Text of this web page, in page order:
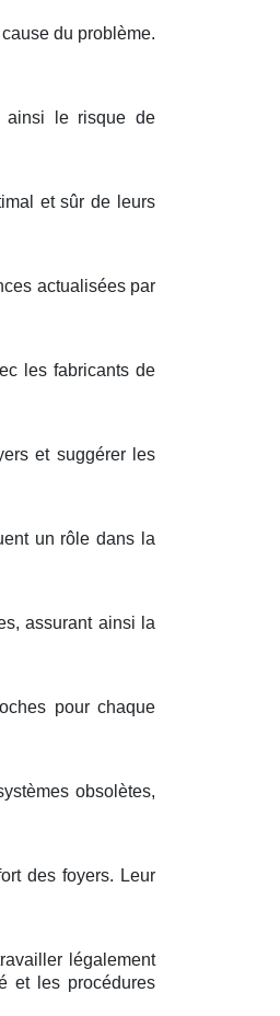
du problème.
ainsi le risque de
et sûr de leurs
actualisées par
les fabricants de
et suggérer les
un rôle dans la
assurant ainsi la
pour chaque
obsolètes,
des foyers. Leur
légalement
et les procédures